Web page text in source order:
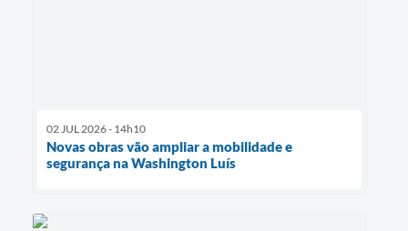
02 JUL 2026 - 14h10
Novas obras vão ampliar a mobilidade e
segurança na Washington Luís